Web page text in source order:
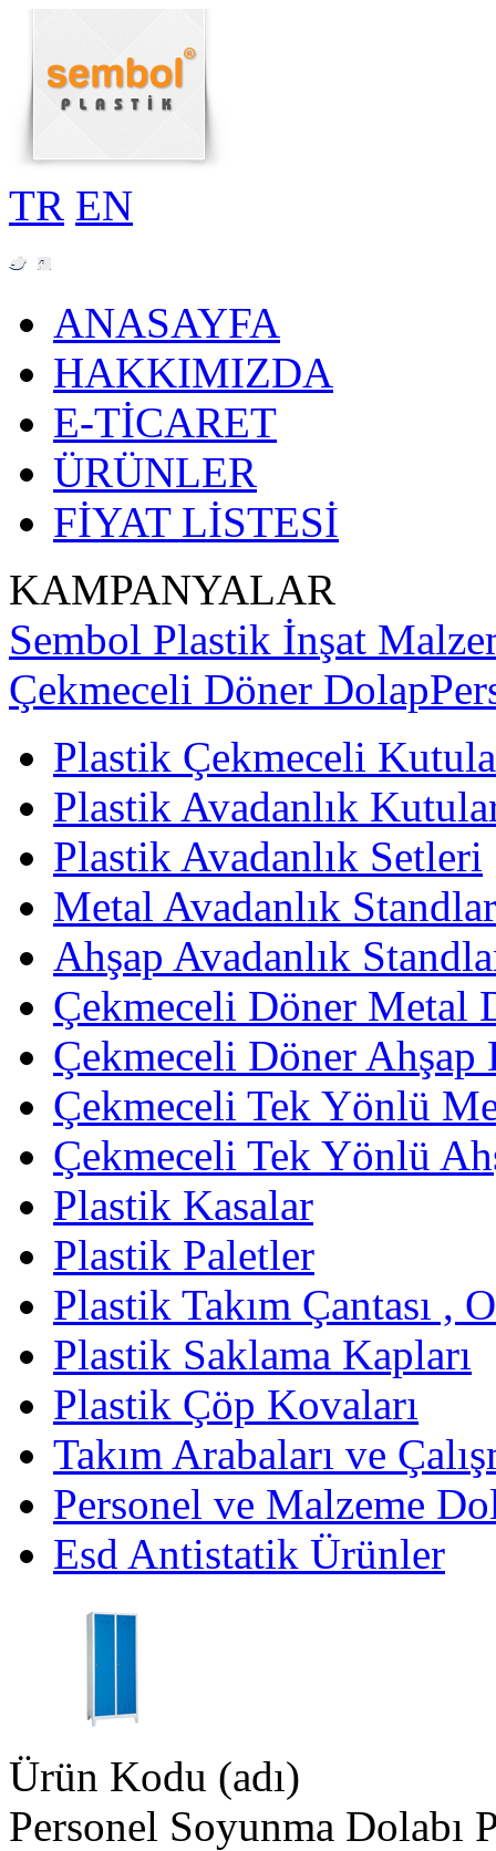
TR EN
ANASAYFA
HAKKIMIZDA
E-TİCARET
ÜRÜNLER
FİYAT LİSTESİ
KAMPANYALAR
Sembol Plastik İnşat
Çekmeceli Döner Dolap
Plastik Çekmeceli
Plastik Avadanlık
Plastik Avadanlık Setleri
Metal Avadanlık
Ahşap Avadanlık
Çekmeceli Döner Metal
Çekmeceli Döner Ahşap
Çekmeceli Tek Yönlü
Çekmeceli Tek Yönlü
Plastik Kasalar
Plastik Paletler
Plastik Takım Çantası ,
Plastik Saklama Kapları
Plastik Çöp Kovaları
Takım Arabaları ve
Personel ve Malzeme
Esd Antistatik Ürünler
Ürün Kodu (adı)
Personel Soyunma Dolabı